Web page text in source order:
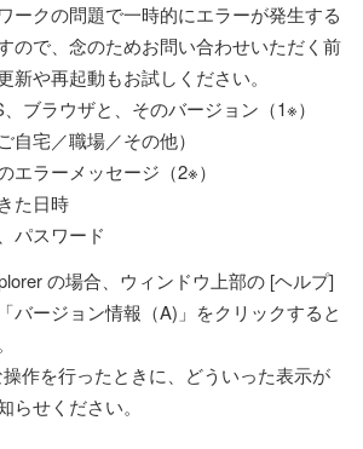
ークの問題で一時的にエラーが発生する
ので、念のためお問い合わせいただく前
新や再起動もお試しください。
、ブラウザと、そのバージョン（1※）
自宅／職場／その他）
エラーメッセージ（2※）
た日時
パスワード
の場合、ウィンドウ上部の [ヘルプ]
バージョン情報（A)」をクリックすると
作を行ったときに、どういった表示が
らせください。